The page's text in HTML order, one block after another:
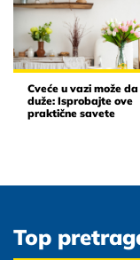
Cveće u vazi može
duže: Isprobajte ove
praktične savete
Top